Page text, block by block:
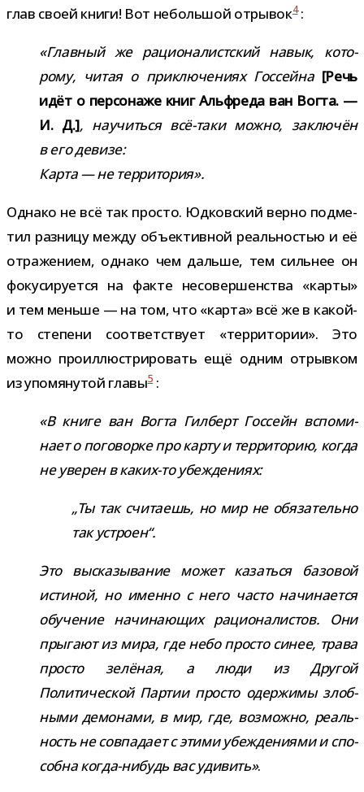
глав своей книги! Вот неболь­шой отры­вок4:
«Главный же раци­о­на­лист­ский навык, кото­
рому, читая о при­клю­че­ниях Госсейна [Речь
идёт о пер­со­наже книг Альфреда ван Вогта. —
И. Д.], научиться всё-​таки можно, заклю­чён
в его девизе:
Карта — не территория».
Однако не всё так про­сто. Юдковский верно под­ме­
тил раз­ницу между объ­ек­тив­ной реаль­но­стью и её
отра­же­нием, однако чем дальше, тем силь­нее он
фоку­си­ру­ется на факте несо­вер­шен­ства «карты»
и тем меньше — на том, что «карта» всё же в какой-​
то сте­пени соот­вет­ствует «тер­ри­то­рии». Это
можно про­ил­лю­стри­ро­вать ещё одним отрыв­ком
из упо­мя­ну­той главы5:
«В книге ван Вогта Гилберт Госсейн вспо­ми­
нает о пого­ворке про карту и тер­ри­то­рию, когда
не уве­рен в каких-​то убеждениях:
„Ты так счи­та­ешь, но мир не обя­за­тельно
так устроен“.
Это выска­зы­ва­ние может казаться базо­вой
исти­ной, но именно с него часто начи­на­ется
обу­че­ние начи­на­ю­щих раци­о­на­ли­стов. Они
пры­гают из мира, где небо про­сто синее, трава
про­сто зелё­ная, а люди из Другой
Политической Партии про­сто одер­жимы злоб­
ными демо­нами, в мир, где, воз­можно, реаль­
ность не сов­па­дает с этими убеж­де­ни­ями и спо­
собна когда-​нибудь вас уди­вить».